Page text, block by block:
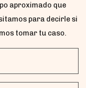
aproximado que
para decirle si
tomar tu caso.